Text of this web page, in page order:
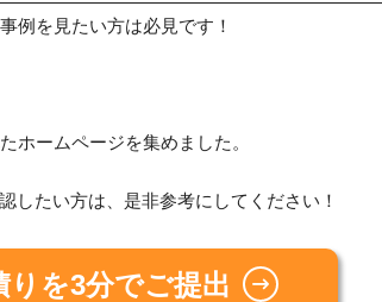
例を見たい方は必見です！
ホームページを集めました。
したい方は、是非参考にしてください！
を3分でご提出